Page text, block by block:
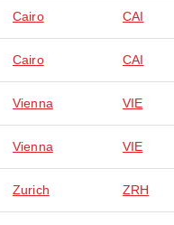
Cairo CAI
Cairo CAI
Vienna VIE
Vienna VIE
Zurich ZRH